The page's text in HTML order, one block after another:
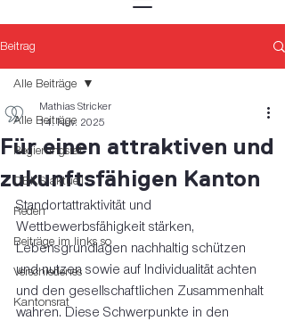
Beitrag
Alle Beiträge
Regierungsrat
DBKS aktuell
Reden
Beiträge im links so
Verschiedenes
Kantonsrat
Alle Beiträge
Für einen attraktiven und
zukunftsfähigen Kanton
Mathias Stricker
14. Nov. 2025
Standortattraktivität und
Wettbewerbsfähigkeit stärken,
Lebensgrundlagen nachhaltig schützen
und nutzen sowie auf Individualität achten
und den gesellschaftlichen Zusammenhalt
wahren. Diese Schwerpunkte in den